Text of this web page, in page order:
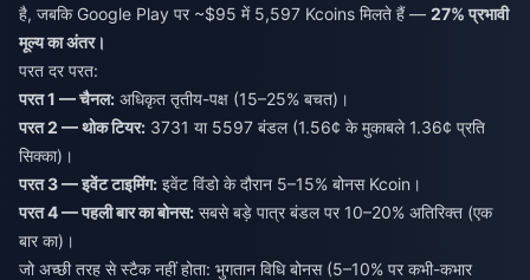
है, जबकि Google Play पर ~$95 में 5,597 Kcoins मिलते हैं — 27% प्रभावी
मूल्य का अंतर।
परत दर परत:
परत 1 — चैनल: अधिकृत तृतीय-पक्ष (15–25% बचत)।
परत 2 — थोक टियर: 3731 या 5597 बंडल (1.56¢ के मुकाबले 1.36¢ प्रति
सिक्का)।
परत 3 — इवेंट टाइमिंग: इवेंट विंडो के दौरान 5–15% बोनस Kcoin।
परत 4 — पहली बार का बोनस: सबसे बड़े पात्र बंडल पर 10–20% अतिरिक्त (एक
बार का)।
जो अच्छी तरह से स्टैक नहीं होता: भुगतान विधि बोनस (5–10% पर कभी-कभार